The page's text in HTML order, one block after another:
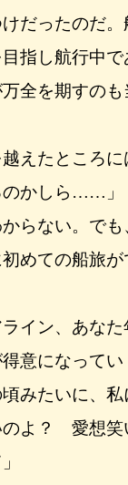
だったのだ
指し航行中
全を期すの
越えたところ
のかしら……」
からない。で
めての船旅
ライン、あな
意になって
みたいに、
のよ？ 愛想笑